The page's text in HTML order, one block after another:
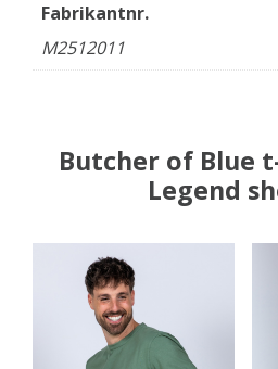
Fabrikantnr.
M2512011
Butcher of Blue
Legend